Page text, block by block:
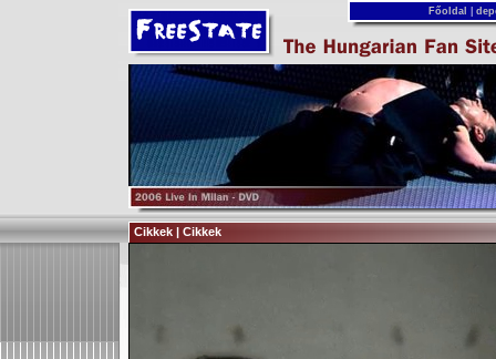
Főoldal
Cikkek | Cikkek